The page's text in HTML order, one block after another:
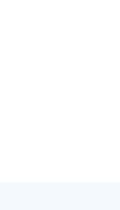
入塾をキャンセ
全ての費用（授